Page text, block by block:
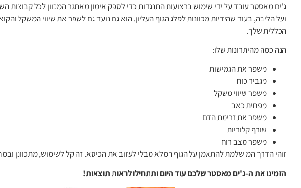
ג'ים מאסטר עובד על ידי שימוש ברצועות התנגדות כדי לספק אימון מאתגר המכוון לכל קבוצות
ועל הליבה, בעוד שהידיות מכוונות לפלג הגוף העליון. הוא גם נועד גם לשפר את שיווי המשקל
הכללית שלך.
הנה כמה מהיתרונות שלו:
משפר את הגמישות
מגביר כוח
משפר שיווי משקל
מפחית כאב
משפר את זרימת הדם
שורף קלוריות
משפר מצב רוח
זוהי הדרך המושלמת להתאמן על הגוף המלא מבלי לעזוב את הכיסא. זה קל לשימוש, מתכוונן
הזמינו את ה-ג'ים מאסטר שלכם עוד היום ותתחילו לראות תוצאות!